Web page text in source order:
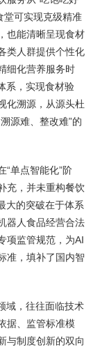
堂可实现克级精准
也能清晰呈现食材
类人群提供个性化
细化营养服务时
系，实现食材验
化溯源，从源头杜
源难、整改难”的
“单点智能化”阶
充，并未重构餐饮
大的突破在于体系
器人食品经营合法
项监管规范，为AI
准，填补了国内智
域，往往面临技术
据、监管标准模
与制度创新的双向